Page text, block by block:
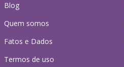
Blog
Quem somos
Fatos e Dados
Termos de uso